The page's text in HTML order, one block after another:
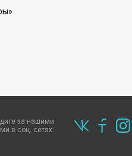
за нашими
в соц. сетях: